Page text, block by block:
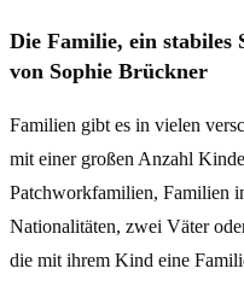
Die Familie, ein stabiles
von Sophie Brückner
Familien gibt es in vielen
mit einer großen Anzahl
Patchworkfamilien, Familien
Nationalitäten, zwei Väter
die mit ihrem Kind eine